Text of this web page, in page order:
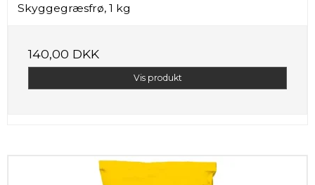
Skyggegræsfrø, 1 kg
140,00 DKK
Vis produkt